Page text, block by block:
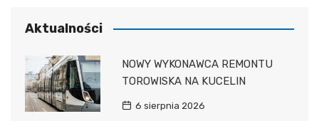
Aktualności
NOWY WYKONAWCA REMONTU
TOROWISKA NA KUCELIN
6 sierpnia 2026